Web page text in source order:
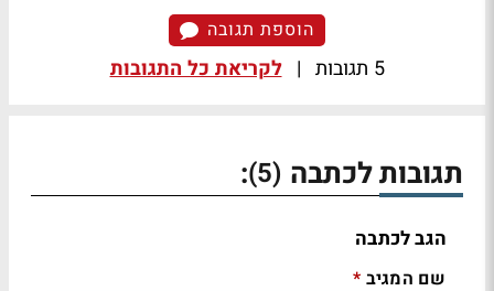
הוספת תגובה
5 תגובות | לקריאת כל התגובות
תגובות לכתבה (5)
:
הגב לכתבה
שם המגיב *